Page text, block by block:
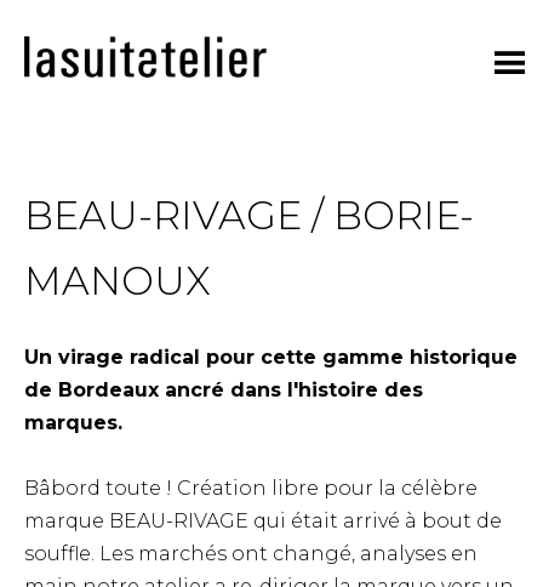
content
BEAU-RIVAGE / BORIE-
MANOUX
Un virage radical pour cette gamme historique
de Bordeaux ancré dans l'histoire des
marques.
Bâbord toute ! Création libre pour la célèbre
marque BEAU-RIVAGE qui était arrivé à bout de
souffle. Les marchés ont changé, analyses en